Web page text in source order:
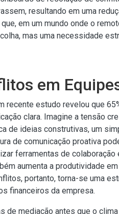
resultando em uma
em um mundo onde o
mas uma necessidade
em
recente estudo revelou que
clara. Imagine a tensão
de ideias construtivas, um
de comunicação proativa
ferramentas de
aumenta a produtividade
portanto, torna-se uma
financeiros da empresa.
de mediação antes que o